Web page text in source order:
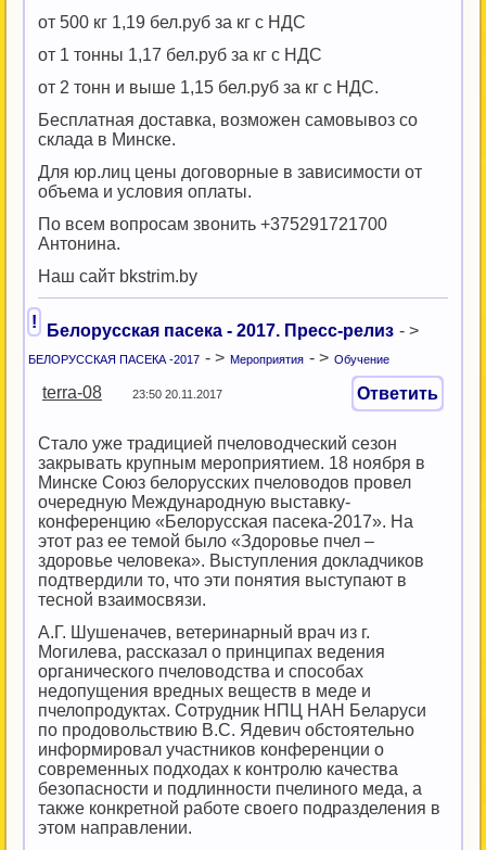
от 500 кг 1,19 бел.руб за кг с НДС
от 1 тонны 1,17 бел.руб за кг с НДС
от 2 тонн и выше 1,15 бел.руб за кг с НДС.
Бесплатная доставка, возможен самовывоз со
склада в Минске.
Для юр.лиц цены договорные в зависимости от
объема и условия оплаты.
По всем вопросам звонить +375291721700
Антонина.
Наш сайт bkstrim.by
! Белорусская пасека - 2017. Пресс-релиз - >
БЕЛОРУССКАЯ ПАСЕКА -2017 - > Мероприятия - > Обучение
terra-08 23:50 20.11.2017 Ответить
Стало уже традицией пчеловодческий сезон
закрывать крупным мероприятием. 18 ноября в
Минске Союз белорусских пчеловодов провел
очередную Международную выставку-
конференцию «Белорусская пасека-2017». На
этот раз ее темой было «Здоровье пчел –
здоровье человека». Выступления докладчиков
подтвердили то, что эти понятия выступают в
тесной взаимосвязи.
А.Г. Шушеначев, ветеринарный врач из г.
Могилева, рассказал о принципах ведения
органического пчеловодства и способах
недопущения вредных веществ в меде и
пчелопродуктах. Сотрудник НПЦ НАН Беларуси
по продовольствию В.С. Ядевич обстоятельно
информировал участников конференции о
современных подходах к контролю качества
безопасности и подлинности пчелиного меда, а
также конкретной работе своего подразделения в
этом направлении.